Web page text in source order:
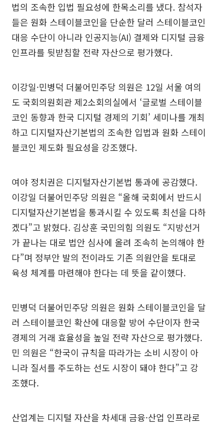
법의 조속한 입법 필요성에 한목소리를 냈다. 참석자
들은 원화 스테이블코인을 단순한 달러 스테이블코인
대응 수단이 아니라 인공지능(AI) 결제와 디지털 금융
인프라를 뒷받침할 전략 자산으로 평가했다.
이강일·민병덕 더불어민주당 의원은 12일 서울 여의
도 국회의원회관 제2소회의실에서 ‘글로벌 스테이블
코인 동향과 한국 디지털 경제의 기회’ 세미나를 개최
하고 디지털자산기본법의 조속한 입법과 원화 스테이
블코인 제도화 필요성을 강조했다.
여야 정치권은 디지털자산기본법 통과에 공감했다.
이강일 더불어민주당 의원은 “올해 국회에서 반드시
디지털자산기본법을 통과시킬 수 있도록 최선을 다하
겠다”고 밝혔다. 김상훈 국민의힘 의원도 “지방선거
가 끝나는 대로 법안 심사에 올려 조속히 논의해야 한
다”며 정부안 발의 전이라도 기존 의원안을 토대로
육성 체계를 마련해야 한다는 데 뜻을 같이했다.
민병덕 더불어민주당 의원은 원화 스테이블코인을 달
러 스테이블코인 확산에 대응할 방어 수단이자 한국
경제의 거래 효율성을 높일 전략 자산으로 평가했다.
민 의원은 “한국이 규칙을 따라가는 소비 시장이 아
니라 질서를 주도하는 선도 시장이 돼야 한다”고 강
조했다.
산업계는 디지털 자산을 차세대 금융·산업 인프라로